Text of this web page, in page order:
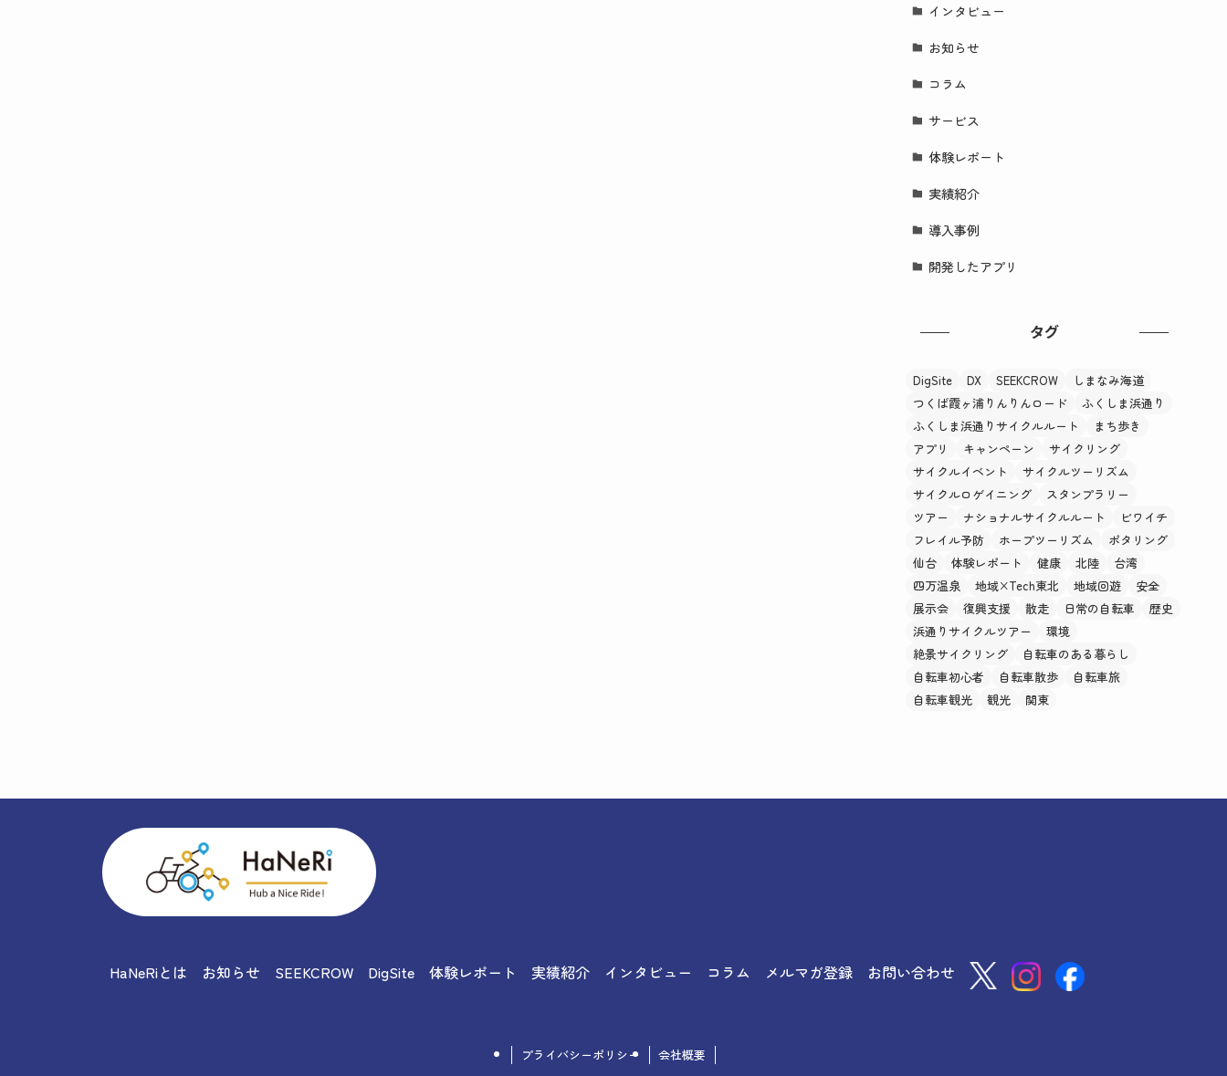
インタビュー
お知らせ
コラム
サービス
体験レポート
実績紹介
導入事例
開発したアプリ
タグ
DigSite DX SEEKCROW
しまなみ海道
つくば霞ヶ浦りんりんロード
ふくしま浜通り
ふくしま浜通りサイクルルート
まち歩き
アプリ
キャンペーン
サイクリング
サイクルイベント
サイクルツーリズム
サイクルロゲイニング
スタンプラリー
ツアー
ナショナルサイクルルート
ビワイチ
フレイル予防
ホープツーリズム
ポタリング
仙台
体験レポート 健康 北陸
台湾
四万温泉
地域×Tech東北 地域回遊
安全
展示会
復興支援 散走 日常の自転車
歴史
浜通りサイクルツアー
環境
絶景サイクリング
自転車のある暮らし
自転車初心者
自転車散歩
自転車旅
自転車観光
観光 関東
HaNeRiとは お知らせ SEEKCROW DigSite 体験レポート 実績紹介 インタビュー コラム メルマガ登録 お問い合わせ
プライバシーポリシー 会社概要